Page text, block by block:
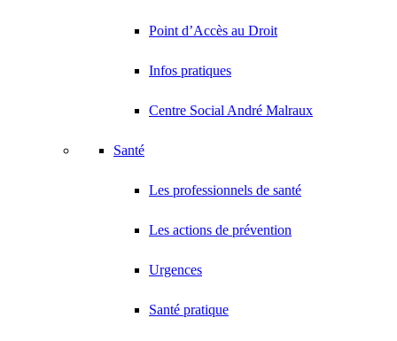
Point d’Accès au Droit
Infos pratiques
Centre Social André Malraux
Santé
Les professionnels de santé
Les actions de prévention
Urgences
Santé pratique